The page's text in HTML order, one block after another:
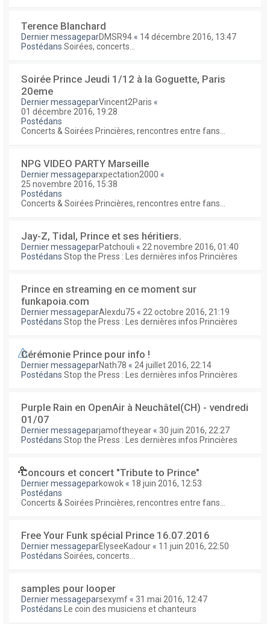
Terence Blanchard
Dernier messageparDMSR94 « 14 décembre 2016, 13:47
Postédans Soirées, concerts...
Soirée Prince Jeudi 1/12 à la Goguette, Paris
20eme
Dernier messageparVincent2Paris «
01 décembre 2016, 19:28
Postédans
Concerts & Soirées Princières, rencontres entre fans...
NPG VIDEO PARTY Marseille
Dernier messageparxpectation2000 «
25 novembre 2016, 15:38
Postédans
Concerts & Soirées Princières, rencontres entre fans...
Jay-Z, Tidal, Prince et ses héritiers.
Dernier messageparPatchouli « 22 novembre 2016, 01:40
Postédans Stop the Press : Les dernières infos Princières
Prince en streaming en ce moment sur
funkapoia.com
Dernier messageparAlexdu75 « 22 octobre 2016, 21:19
Postédans Stop the Press : Les dernières infos Princières
Cérémonie Prince pour info !
Dernier messageparNath78 « 24 juillet 2016, 22:14
Postédans Stop the Press : Les dernières infos Princières
Purple Rain en OpenAir à Neuchâtel(CH) - vendredi
01/07
Dernier messageparjamoftheyear « 30 juin 2016, 22:27
Postédans Stop the Press : Les dernières infos Princières
Concours et concert "Tribute to Prince"
Dernier messageparkowok « 18 juin 2016, 12:53
Postédans
Concerts & Soirées Princières, rencontres entre fans...
Free Your Funk spécial Prince 16.07.2016
Dernier messageparElyseeKadour « 11 juin 2016, 22:50
Postédans Soirées, concerts...
samples pour looper
Dernier messageparsexymf « 31 mai 2016, 12:47
Postédans
Le coin des musiciens et chanteurs